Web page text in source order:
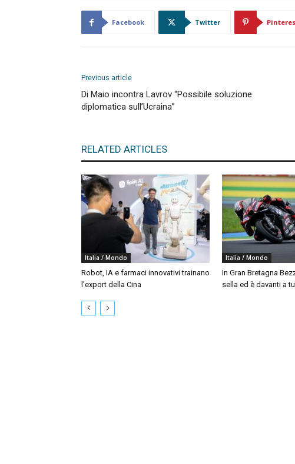
Facebook Twitter
Previous article
Di Maio incontra Lavrov “Possibile soluzione
diplomatica sull’Ucraina”
RELATED ARTICLES
Italia / Mondo
Robot, IA e farmaci innovativi trainano
l’export della Cina
Italia / Mondo
In Gran Bretagna
sella ed è davanti a